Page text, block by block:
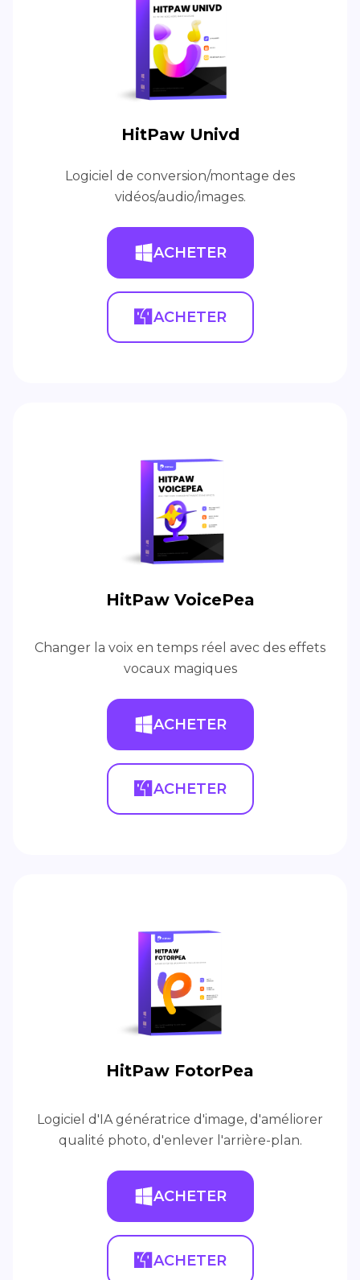
HitPaw Univd
Logiciel de conversion/montage des
vidéos/audio/images.
ACHETER
ACHETER
HitPaw VoicePea
Changer la voix en temps réel avec des effets
vocaux magiques
ACHETER
ACHETER
HitPaw FotorPea
Logiciel d'IA génératrice d'image, d'améliorer
qualité photo, d'enlever l'arrière-plan.
ACHETER
ACHETER